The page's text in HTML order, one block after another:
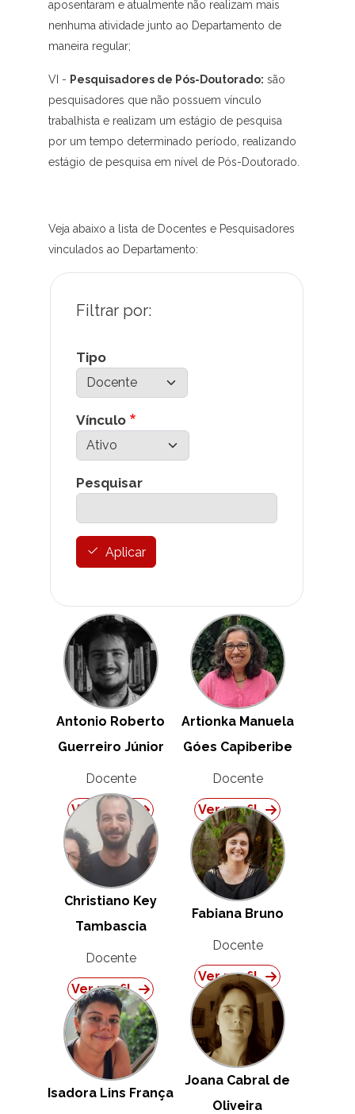
aposentaram e atualmente não realizam mais
nenhuma atividade junto ao Departamento de
maneira regular;
VI - Pesquisadores de Pós-Doutorado: são
pesquisadores que não possuem vínculo
trabalhista e realizam um estágio de pesquisa
por um tempo determinado período, realizando
estágio de pesquisa em nível de Pós-Doutorado.
Veja abaixo a lista de Docentes e Pesquisadores
vinculados ao Departamento:
Tipo
Vínculo
Pesquisar
Aplicar
Antonio Roberto
Guerreiro Júnior
Docente
Ver perfil
Artionka Manuela
Góes Capiberibe
Docente
Ver perfil
Christiano Key
Tambascia
Docente
Ver perfil
Fabiana Bruno
Docente
Ver perfil
Isadora Lins França
Joana Cabral de
Oliveira